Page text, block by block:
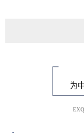
为